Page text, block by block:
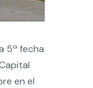
5ª fecha
en el